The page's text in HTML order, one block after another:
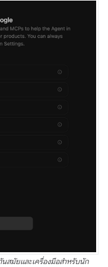
นสมัยและเครื่องมือสำหรับนัก